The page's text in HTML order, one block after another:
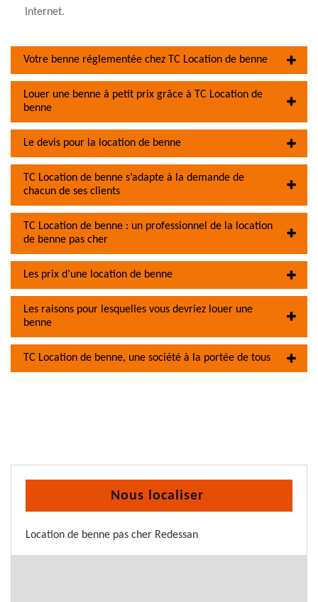
Internet.
Votre benne réglementée chez TC Location de benne
Louer une benne à petit prix grâce à TC Location de
benne
Le devis pour la location de benne
TC Location de benne s’adapte à la demande de
chacun de ses clients
TC Location de benne : un professionnel de la location
de benne pas cher
Les prix d’une location de benne
Les raisons pour lesquelles vous devriez louer une
benne
TC Location de benne, une société à la portée de tous
Nous localiser
Location de benne pas cher Redessan